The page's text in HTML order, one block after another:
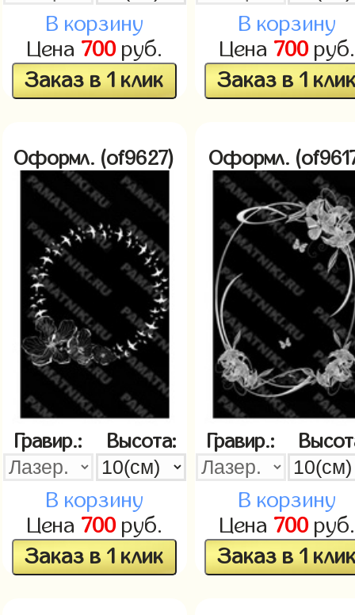
В корзину
Цена 700руб.
Заказ в 1 клик
В корзину
Цена 700руб.
Заказ в 1
Оформл. (of9627)
Гравир.: Высота:
В корзину
Цена 700руб.
Заказ в 1 клик
Оформл.
Гравир.:
В корзину
Цена 700руб.
Заказ в 1